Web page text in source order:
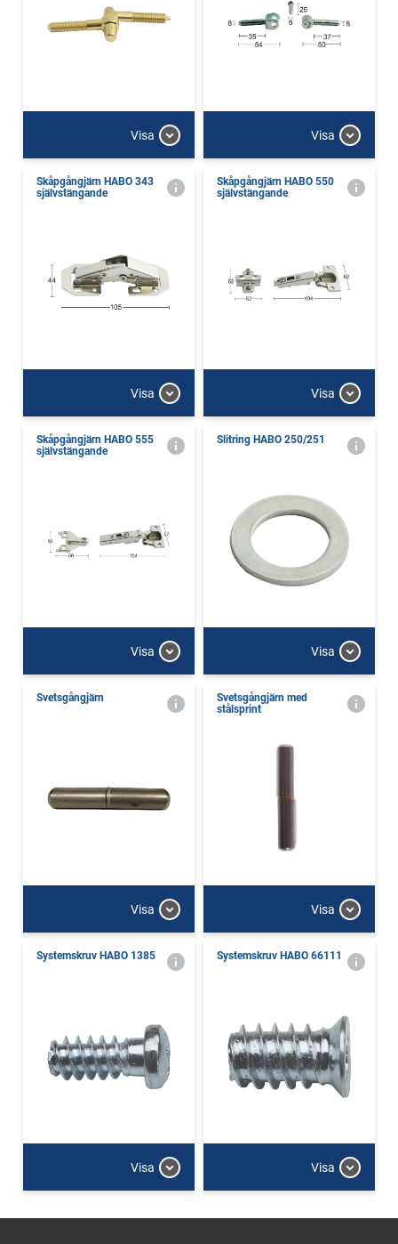
Visa Visa
Skåpgångjärn HABO 343
självstängande
Visa
Skåpgångjärn HABO 550
självstängande
Visa
Skåpgångjärn HABO 555
självstängande
Visa
Slitring HABO 250/251
Visa
Svetsgångjärn
Visa
Svetsgångjärn med
stålsprint
Visa
Systemskruv HABO 1385
Visa
Systemskruv HABO 66111
Visa